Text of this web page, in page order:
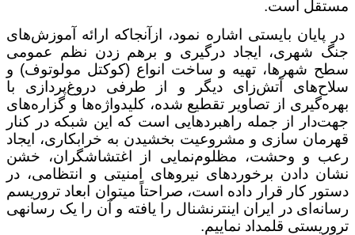
مستقل است.
در پایان بایستی اشاره نمود، ازآنجاکه ارائه آموزش‌های
جنگ شهری، ایجاد درگیری و برهم زدن نظم عمومی
سطح شهرها، تهیه و ساخت انواع (کوکتل مولوتوف) و
سلاح‌های آتش‌زای دیگر و از طرفی دروغ‌پردازی با
بهره‌گیری از تصاویر تقطیع شده، کلیدواژه‌ها و گزاره‌های
جهت‌دار از جمله راهبردهایی است که این شبکه در کنار
قهرمان سازی و مشروعیت بخشیدن به خرابکاری، ایجاد
رعب و وحشت، مظلوم‌نمایی از اغتشاشگران، خشن
نشان دادن برخوردهای نیروهای امنیتی و انتظامی، در
دستور کار قرار داده است، صراحتاً می­توان ابعاد تروریسم
رسانه‌ای در ایران اینترنشنال را یافته و آن را یک رسانه­ی
تروریستی قلمداد نماییم.